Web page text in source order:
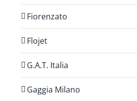
Fiorenzato
Flojet
G.A.T. Italia
Gaggia Milano